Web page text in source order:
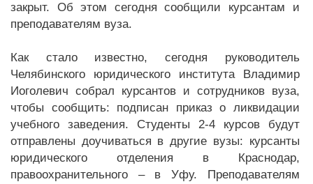
закрыт. Об этом сегодня сообщили курсантам и
преподавателям вуза.
Как стало известно, сегодня руководитель
Челябинского юридического института Владимир
Иоголевич собрал курсантов и сотрудников вуза,
чтобы сообщить: подписан приказ о ликвидации
учебного заведения. Студенты 2-4 курсов будут
отправлены доучиваться в другие вузы: курсанты
юридического отделения в Краснодар,
правоохранительного – в Уфу. Преподавателям